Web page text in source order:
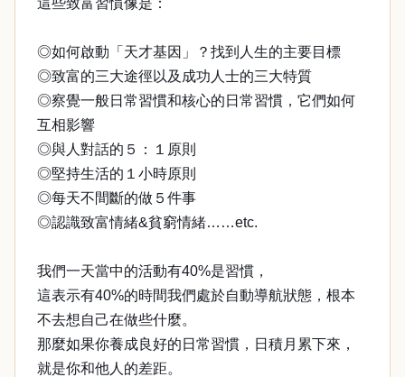
這些致富習慣像是：
◎如何啟動「天才基因」？找到人生的主要目標
◎致富的三大途徑以及成功人士的三大特質
◎察覺一般日常習慣和核心的日常習慣，它們如何
互相影響
◎與人對話的５：１原則
◎堅持生活的１小時原則
◎每天不間斷的做５件事
◎認識致富情緒&貧窮情緒……etc.
我們一天當中的活動有40%是習慣，
這表示有40%的時間我們處於自動導航狀態，根本
不去想自己在做些什麼。
那麼如果你養成良好的日常習慣，日積月累下來，
就是你和他人的差距。